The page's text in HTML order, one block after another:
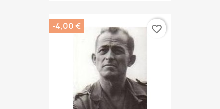
-4,00 € favorite_border